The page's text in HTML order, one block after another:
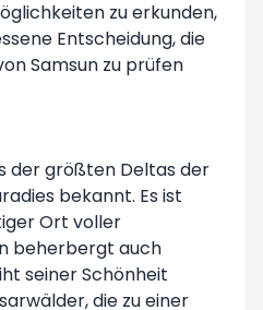
zu erkunden,
Entscheidung, die
Samsun zu prüfen
der größten Deltas der
bekannt. Es ist
Ort voller
beherbergt auch
seiner Schönheit
die zu einer